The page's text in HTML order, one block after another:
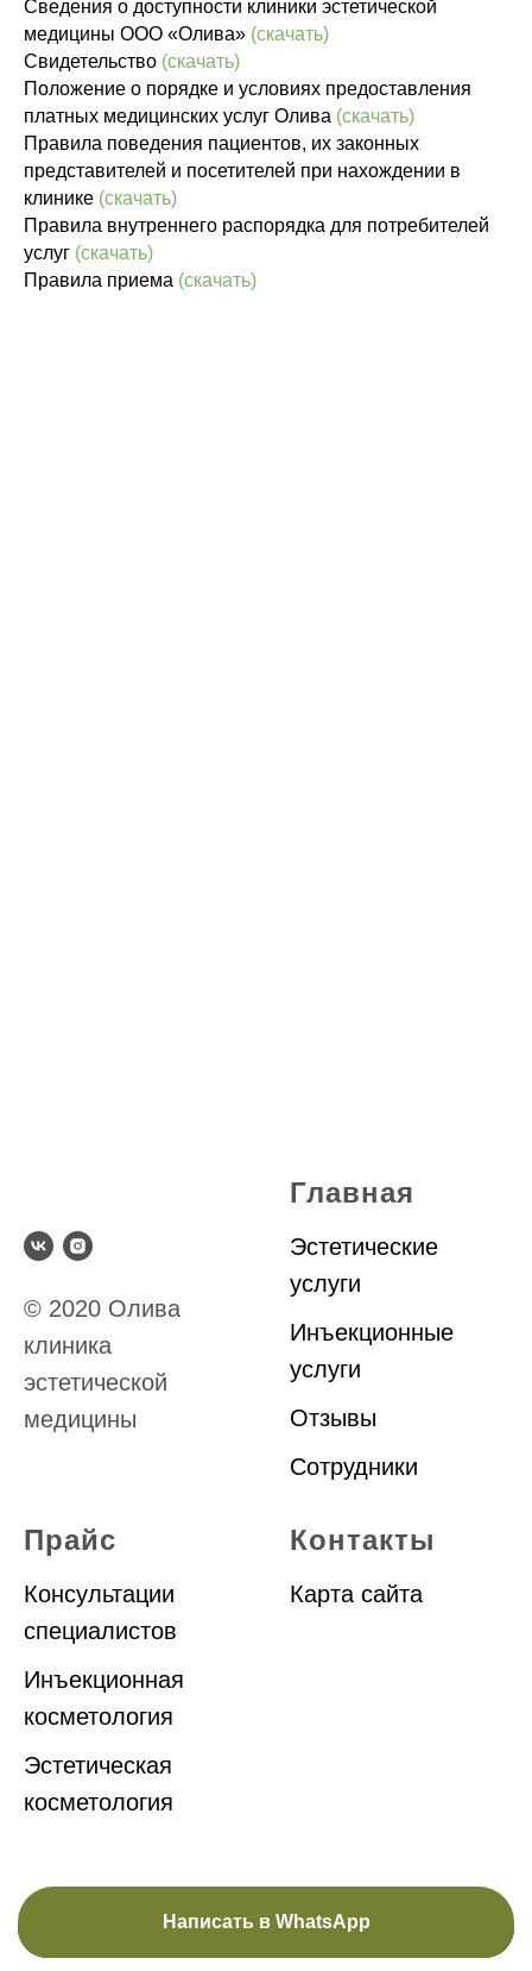
Написать в ВКонтакте
Написать в Max
Написать в WhatsApp
Сведения о доступности клиники эстетической
медицины ООО «Олива» (скачать)
Свидетельство (скачать)
Положение о порядке и условиях предоставления
платных медицинских услуг Олива (скачать)
Правила поведения пациентов, их законных
представителей и посетителей при нахождении в
клинике (скачать)
Правила внутреннего распорядка для потребителей
услуг (скачать)
Правила приема (скачать)
© 2020 Олива
клиника
эстетической
медицины
Главная
Эстетические
услуги
Инъекционные
услуги
Отзывы
Сотрудники
Прайс
Консультации
специалистов
Инъекционная
косметология
Эстетическая
косметология
Контакты
Карта сайта